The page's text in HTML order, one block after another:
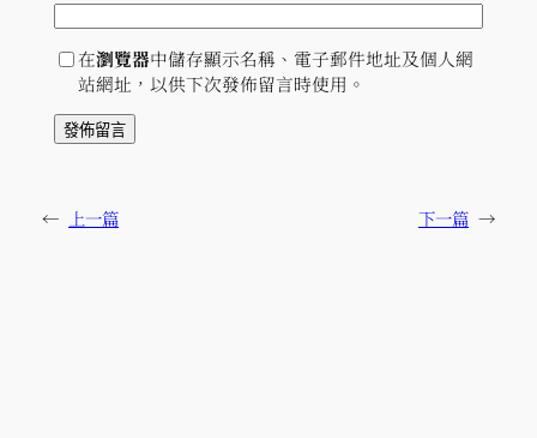
在瀏覽器中儲存顯示名稱、電子郵件地址及個人網
站網址，以供下次發佈留言時使用。
← 上一篇 下一篇 →